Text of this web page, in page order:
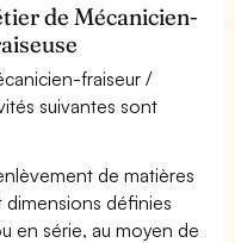
de Mécanicien-
fraiseur /
suivantes sont
de matières
définies
en série, au moyen de